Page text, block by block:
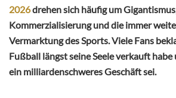
2026drehen sich häufig um
Kommerzialisierung und die immer
Vermarktung des Sports. Viele Fans
Fußball längst seine Seele verkauft
ein milliardenschweres Geschäft sei.